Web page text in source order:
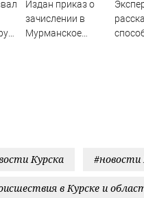
Издан приказ о
зачислении в
Мурманское
Курска #новости
в Курске и